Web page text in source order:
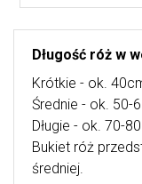
Długość róż w
Krótkie - ok.
Średnie - ok. 50-
Długie - ok. 70-
Bukiet róż
średniej.